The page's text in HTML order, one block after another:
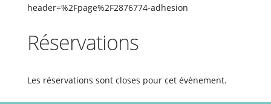
header=%2Fpage%2F2876774-adhesion
Réservations
Les réservations sont closes pour cet évènement.